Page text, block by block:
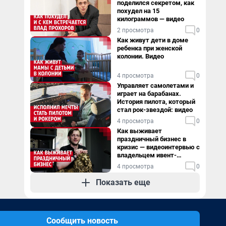
поделился секретом, как
похудел на 15
килограммов — видео
2 просмотра 0
Как живут дети в доме
ребенка при женской
колонии. Видео
4 просмотра 0
Управляет самолетами и
играет на барабанах.
История пилота, который
стал рок-звездой: видео
4 просмотра 0
Как выживает
праздничный бизнес в
кризис — видеоинтервью с
владельцем ивент-
агентства
4 просмотра 0
Показать еще
Сообщить новость